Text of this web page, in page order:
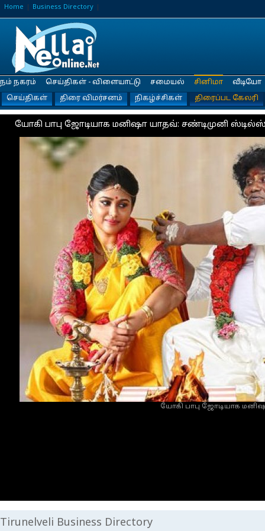
Home Business Directory
நம் நகரம் செய்திகள் - விளையாட்டு சமையல்
சினிமா
செய்திகள்
திரை விமர்சனம் நிகழ்ச்சிகள் திரைப்பட கேலரி
வீடியோ
யோகி பாபு ஜோடியாக மனிஷா யாதவ்: சண்டிமுனி
யோகி பாபு ஜோடியாக
Tirunelveli Business Directory